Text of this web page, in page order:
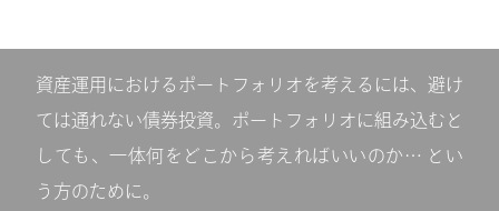
資産運用におけるポートフォリオを考えるには、避け
ては通れない債券投資。ポートフォリオに組み込むと
しても、一体何をどこから考えればいいのか… とい
う方のために。